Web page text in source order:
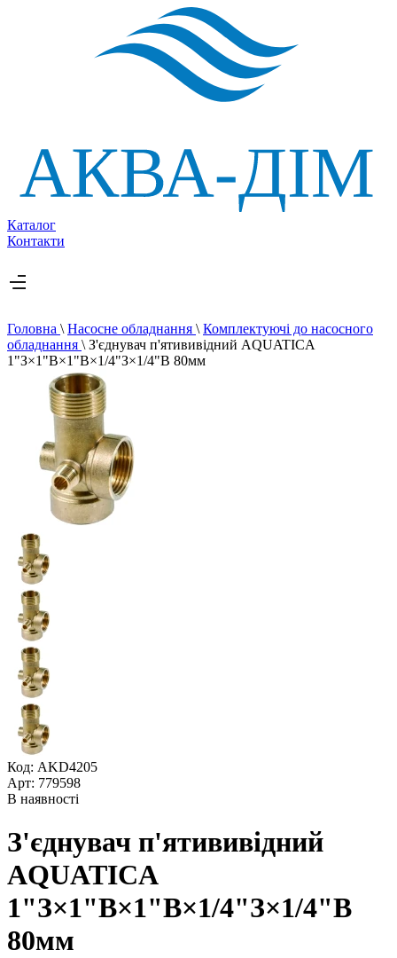
Каталог
Контакти
Головна \ Насосне обладнання \ Комплектуючі до насосного
обладнання \ З'єднувач п'ятививідний AQUATICA
1"З×1"В×1"В×1/4"З×1/4"В 80мм
Код: AKD4205
Арт: 779598
В наявності
З'єднувач п'ятививідний
AQUATICA
1"З×1"В×1"В×1/4"З×1/4"В
80мм